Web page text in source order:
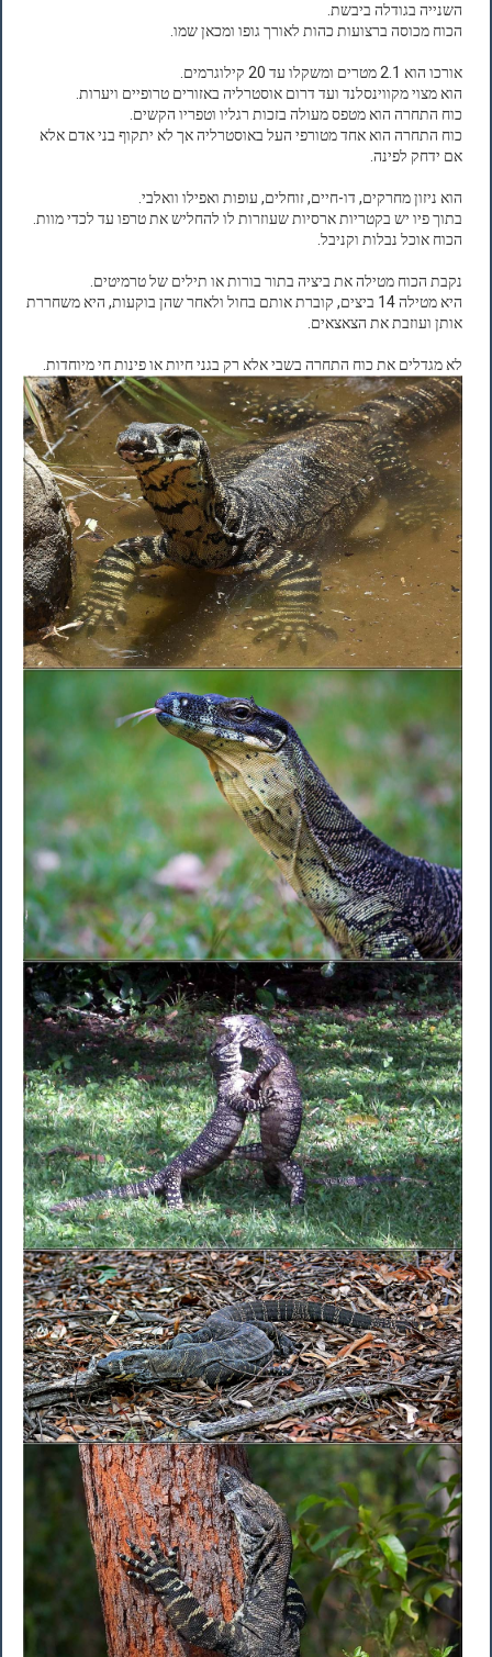
השנייה בגודלה ביבשת.
הכוח מכוסה ברצועות כהות לאורך גופו ומכאן שמו.
אורכו הוא 2.1 מטרים ומשקלו עד 20 קילוגרמים.
הוא מצוי מקווינסלנד ועד דרום אוסטרליה באזורים טרופיים ויערות.
כוח התחרה הוא מטפס מעולה בזכות רגליו וטפריו הקשים.
כוח התחרה הוא אחד מטורפי העל באוסטרליה אך לא יתקוף בני אדם אלא
אם ידחק לפינה.
הוא ניזון מחרקים, דו-חיים, זוחלים, עופות ואפילו וואלבי.
בתוך פיו יש בקטריות ארסיות שעוזרות לו להחליש את טרפו עד לכדי מוות.
הכוח אוכל נבלות וקניבל.
נקבת הכוח מטילה את ביציה בתור בורות או תילים של טרמיטים.
היא מטילה 14 ביצים, קוברת אותם בחול ולאחר שהן בוקעות, היא משחררת
אותן ועוזבת את הצאצאים.
לא מגדלים את כוח התחרה בשבי אלא רק בגני חיות או פינות חי מיוחדות.